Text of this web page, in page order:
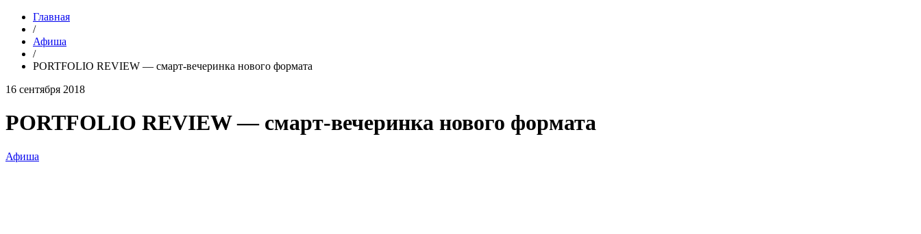
Главная
/
Афиша
/
PORTFOLIO REVIEW — cмарт-вечеринка нового формата
16 сентября 2018
PORTFOLIO REVIEW — cмарт-вечеринка нового формата
Афиша